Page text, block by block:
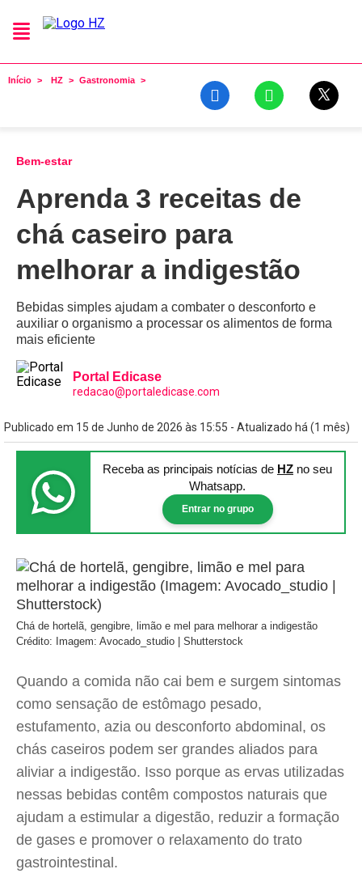
Início HZ Gastronomia
Bem-estar
Aprenda 3 receitas de
chá caseiro para
melhorar a indigestão
Bebidas simples ajudam a combater o desconforto e
auxiliar o organismo a processar os alimentos de forma
mais eficiente
Portal Edicase
redacao@portaledicase.com
Publicado em 15 de Junho de 2026 às 15:55 - Atualizado há (1 mês)
Receba as principais notícias de HZ no seu
Whatsapp.
Entrar no grupo
Chá de hortelã, gengibre, limão e mel para melhorar a indigestão
Crédito: Imagem: Avocado_studio | Shutterstock
Quando a comida não cai bem e surgem sintomas
como sensação de estômago pesado,
estufamento, azia ou desconforto abdominal, os
chás caseiros podem ser grandes aliados para
aliviar a indigestão. Isso porque as ervas utilizadas
nessas bebidas contêm compostos naturais que
ajudam a estimular a digestão, reduzir a formação
de gases e promover o relaxamento do trato
gastrointestinal.